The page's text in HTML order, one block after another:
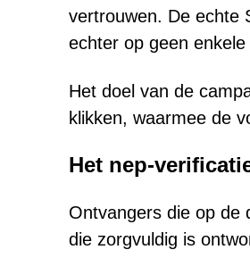
vertrouwen. De echte
echter op geen
Het doel van de
klikken, waarmee de
Het nep-
Ontvangers die op de
die zorgvuldig is